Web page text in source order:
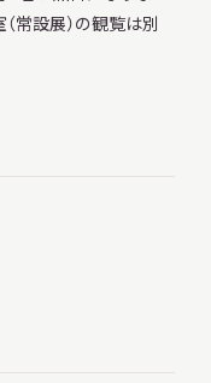
常設展）の観覧は別